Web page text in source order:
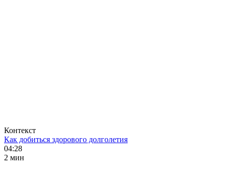
Контекст
Как добиться здорового долголетия
04:28
2 мин